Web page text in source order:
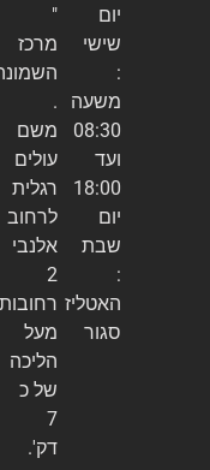
שישי
משעה
08:30
18:00
שבת
האטליז
סגור
מרכז
השמונה"
.
משם
עולים
רגלית
לרחוב
אלנבי
רחובות
מעל
הליכה
של כ
דק'.